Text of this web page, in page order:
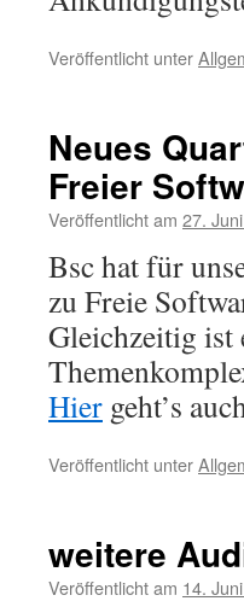
Veröffentlicht unter
Neues
Freier
Veröffentlicht am 27.
Bsc hat für
zu Freie
Gleichzeitig ist
Hier geht’s
Veröffentlicht unter
weitere
Veröffentlicht am 14.